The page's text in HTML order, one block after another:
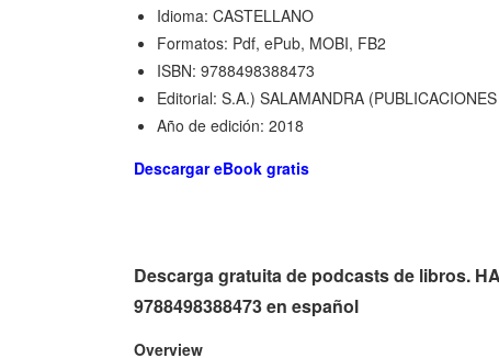
Idioma: CASTELLANO
Formatos: Pdf, ePub, MOBI, FB2
ISBN: 9788498388473
Editorial: S.A.) SALAMANDRA
Año de edición: 2018
Descargar eBook gratis
Descarga gratuita de podcasts de libros.
9788498388473 en español
Overview